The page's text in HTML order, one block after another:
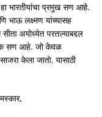
भारतीयांचा प्रमुख सण आहे.
भाऊ लक्ष्मण यांच्यासह
अयोध्येत परतल्याबद्दल
एक सण आहे. जो केवळ
केला जातो. यासाठी